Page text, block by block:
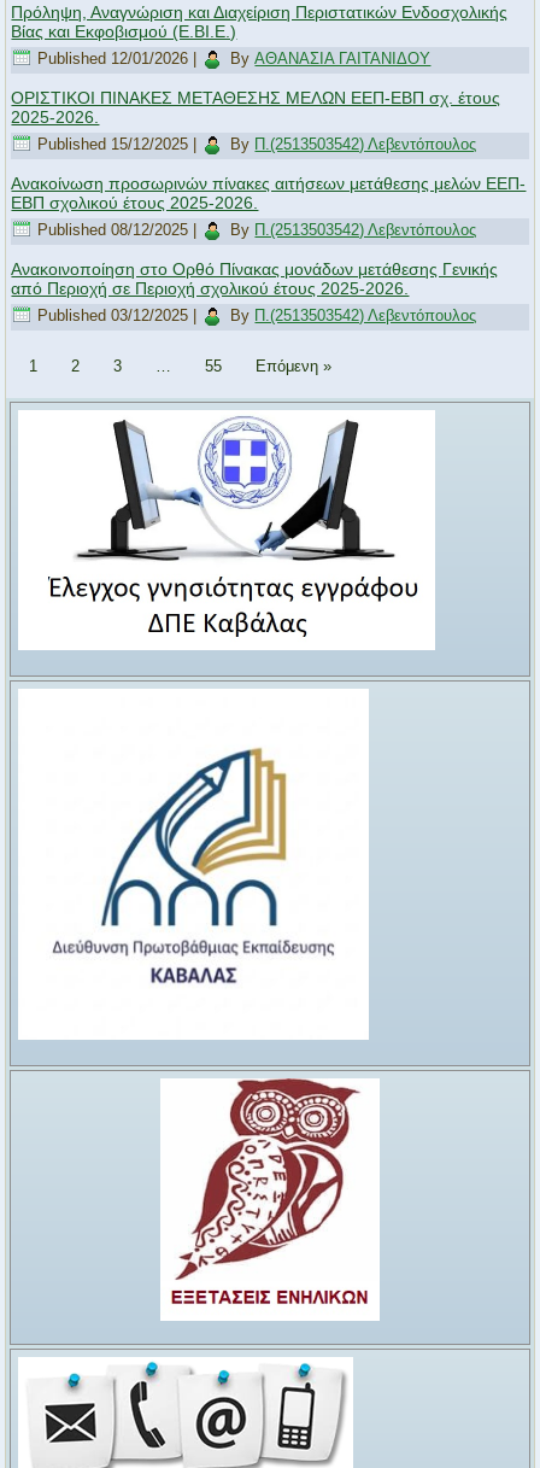
Πρόληψη, Αναγνώριση και Διαχείριση Περιστατικών Ενδοσχολικής
Βίας και Εκφοβισμού (Ε.ΒΙ.Ε.)
Published 12/01/2026 By ΑΘΑΝΑΣΙΑ ΓΑΙΤΑΝΙΔΟΥ
ΟΡΙΣΤΙΚΟΙ ΠΙΝΑΚΕΣ ΜΕΤΑΘΕΣΗΣ ΜΕΛΩΝ ΕΕΠ-ΕΒΠ σχ. έτους
2025-2026.
Published 15/12/2025 By Π.(2513503542) Λεβεντόπουλος
Ανακοίνωση προσωρινών πίνακες αιτήσεων μετάθεσης μελών ΕΕΠ-
ΕΒΠ σχολικού έτους 2025-2026.
Published 08/12/2025 By Π.(2513503542) Λεβεντόπουλος
Ανακοινοποίηση στο Ορθό Πίνακας μονάδων μετάθεσης Γενικής
από Περιοχή σε Περιοχή σχολικού έτους 2025-2026.
Published 03/12/2025 By Π.(2513503542) Λεβεντόπουλος
1 2 3 55 Επόμενη »